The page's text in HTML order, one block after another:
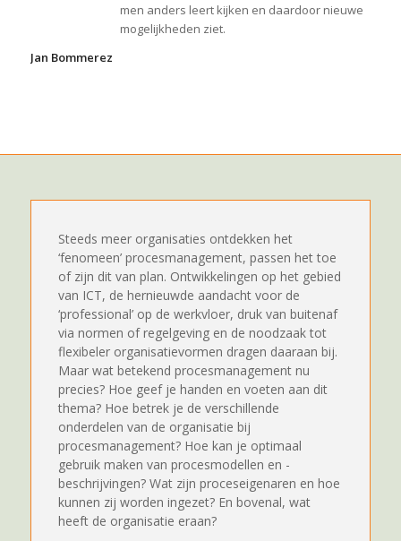
men anders leert kijken en daardoor nieuwe
mogelijkheden ziet.
Jan Bommerez
Steeds meer organisaties ontdekken het
‘fenomeen’ procesmanagement, passen het toe
of zijn dit van plan. Ontwikkelingen op het gebied
van ICT, de hernieuwde aandacht voor de
‘professional’ op de werkvloer, druk van buitenaf
via normen of regelgeving en de noodzaak tot
flexibeler organisatievormen dragen daaraan bij.
Maar wat betekend procesmanagement nu
precies? Hoe geef je handen en voeten aan dit
thema? Hoe betrek je de verschillende
onderdelen van de organisatie bij
procesmanagement? Hoe kan je optimaal
gebruik maken van procesmodellen en -
beschrijvingen? Wat zijn proceseigenaren en hoe
kunnen zij worden ingezet? En bovenal, wat
heeft de organisatie eraan?